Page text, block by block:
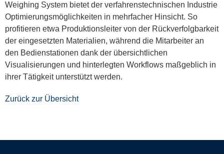
Weighing System bietet der verfahrenstechnischen Industrie
Optimierungsmöglichkeiten in mehrfacher Hinsicht. So
profitieren etwa Produktionsleiter von der Rückverfolgbarkeit
der eingesetzten Materialien, während die Mitarbeiter an
den Bedienstationen dank der übersichtlichen
Visualisierungen und hinterlegten Workflows maßgeblich in
ihrer Tätigkeit unterstützt werden.
Zurück zur Übersicht